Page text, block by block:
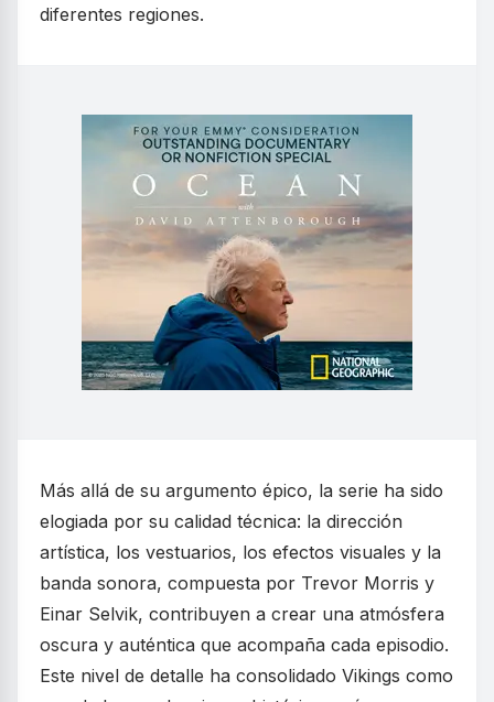
diferentes regiones.
Más allá de su argumento épico, la serie ha sido
elogiada por su calidad técnica: la dirección
artística, los vestuarios, los efectos visuales y la
banda sonora, compuesta por Trevor Morris y
Einar Selvik, contribuyen a crear una atmósfera
oscura y auténtica que acompaña cada episodio.
Este nivel de detalle ha consolidado Vikings como